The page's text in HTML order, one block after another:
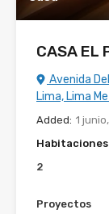
CASA EL
Avenida
Lima, Lima
Added: 1
Habitaciones
2
Proyectos